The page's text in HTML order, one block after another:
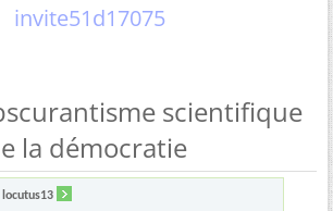
invite51d17075
scientifique
la démocratie
locutus13